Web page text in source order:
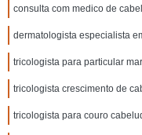
consulta com medico de
dermatologista especialista
tricologista para particular
tricologista crescimento de
tricologista para couro